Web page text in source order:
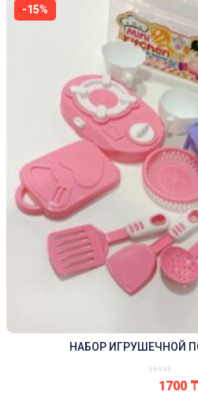
-15%
НАБОР ИГРУШЕЧНОЙ
1700 ₸